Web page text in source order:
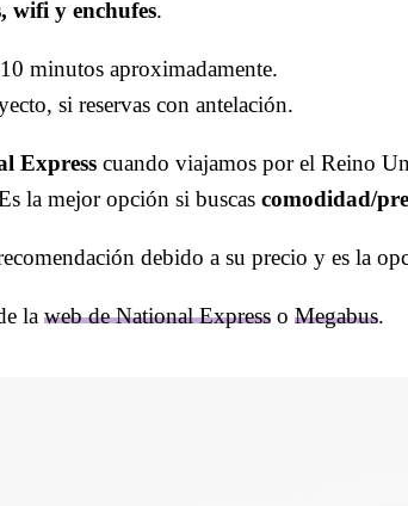
wifi y enchufes.
minutos aproximadamente.
si reservas con antelación.
Express cuando viajamos por el Reino
la mejor opción si buscas comodidad/
debido a su precio y es la
la web de National Express o Megabus.